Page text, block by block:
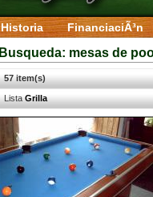
Historia FinanciaciÃ³n
Busqueda: mesas de
57 item(s)
ListaGrilla